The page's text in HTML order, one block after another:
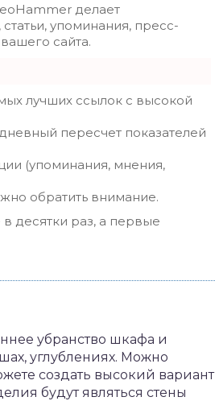
делает
упоминания, пресс-
сайта.
лучших ссылок с высокой
пересчет показателей
(упоминания, мнения,
обратить внимание.
десятки раз, а первые
убранство шкафа и
углублениях. Можно
создать высокий вариант
будут являться стены